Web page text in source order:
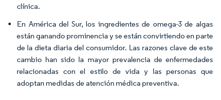
clínica.
En América del Sur, los ingredientes de omega-3 de algas
están ganando prominencia y se están convirtiendo en parte
de la dieta diaria del consumidor. Las razones clave de este
cambio han sido la mayor prevalencia de enfermedades
relacionadas con el estilo de vida y las personas que
adoptan medidas de atención médica preventiva.